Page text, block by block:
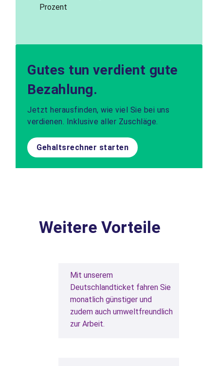
Prozent
Gutes tun verdient gute
Bezahlung.
Jetzt herausfinden, wie viel Sie bei uns
verdienen. Inklusive aller Zuschläge.
Gehaltsrechner starten
Weitere Vorteile
Mit unserem
Deutschlandticket fahren Sie
monatlich günstiger und
zudem auch umweltfreundlich
zur Arbeit.